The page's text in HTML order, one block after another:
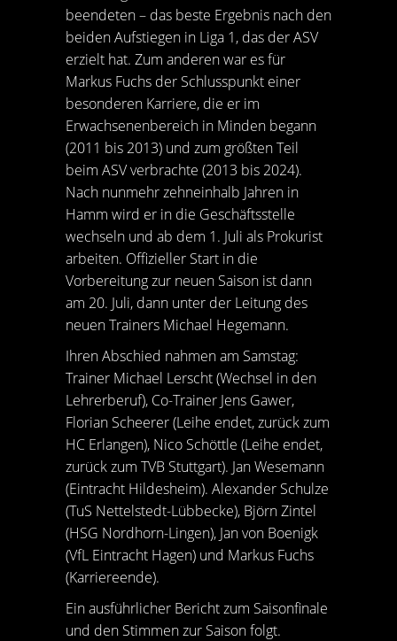
beendeten – das beste Ergebnis nach den
beiden Aufstiegen in Liga 1, das der ASV
erzielt hat. Zum anderen war es für
Markus Fuchs der Schlusspunkt einer
besonderen Karriere, die er im
Erwachsenenbereich in Minden begann
(2011 bis 2013) und zum größten Teil
beim ASV verbrachte (2013 bis 2024).
Nach nunmehr zehneinhalb Jahren in
Hamm wird er in die Geschäftsstelle
wechseln und ab dem 1. Juli als Prokurist
arbeiten. Offizieller Start in die
Vorbereitung zur neuen Saison ist dann
am 20. Juli, dann unter der Leitung des
neuen Trainers Michael Hegemann.
Ihren Abschied nahmen am Samstag:
Trainer Michael Lerscht (Wechsel in den
Lehrerberuf), Co-Trainer Jens Gawer,
Florian Scheerer (Leihe endet, zurück zum
HC Erlangen), Nico Schöttle (Leihe endet,
zurück zum TVB Stuttgart). Jan Wesemann
(Eintracht Hildesheim). Alexander Schulze
(TuS Nettelstedt-Lübbecke), Björn Zintel
(HSG Nordhorn-Lingen), Jan von Boenigk
(VfL Eintracht Hagen) und Markus Fuchs
(Karriereende).
Ein ausführlicher Bericht zum Saisonfinale
und den Stimmen zur Saison folgt.